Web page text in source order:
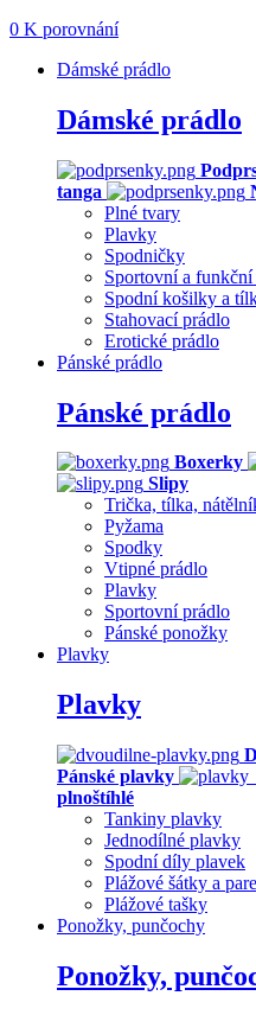
0 K porovnání
Dámské prádlo
Dámské prádlo
tanga
Plné tvary
Plavky
Spodničky
Sportovní a
Spodní košilky a
Stahovací prádlo
Erotické prádlo
Pánské prádlo
Pánské prádlo
Boxerky
Slipy
Trička, tílka,
Pyžama
Spodky
Vtipné prádlo
Plavky
Sportovní prádlo
Pánské ponožky
Plavky
Plavky
Pánské plavky
plnoštíhlé
Tankiny plavky
Jednodílné plavky
Spodní díly plavek
Plážové šátky a
Plážové tašky
Ponožky, punčochy
Ponožky,